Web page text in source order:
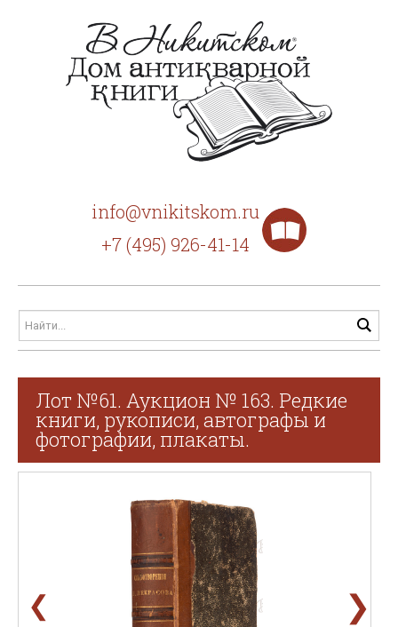
info@vnikitskom.ru
+7 (495) 926-41-14
Лот №61. Аукцион № 163. Редкие
книги, рукописи, автографы и
фотографии, плакаты.
❮ ❯